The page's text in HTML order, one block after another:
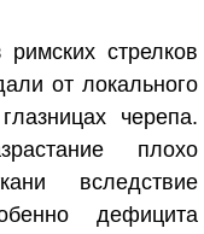
стрелков
от локального
черепа.
плохо
вследствие
дефицита